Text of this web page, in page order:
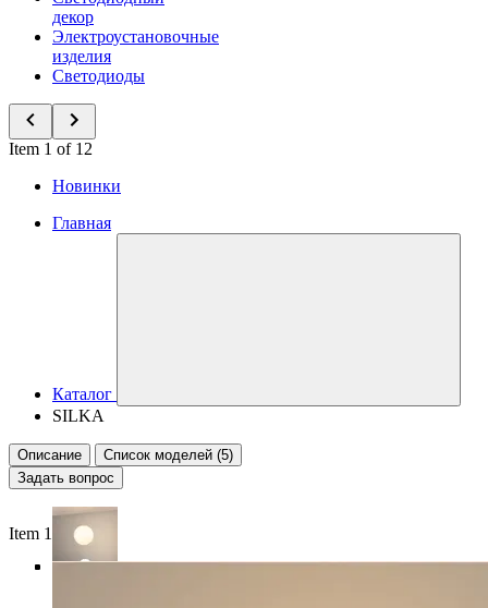
декор
Электроустановочные
изделия
Светодиоды
Item 1 of 12
Новинки
Главная
Каталог
SILKA
Описание
Список моделей (5)
Задать вопрос
Item 1 of 5